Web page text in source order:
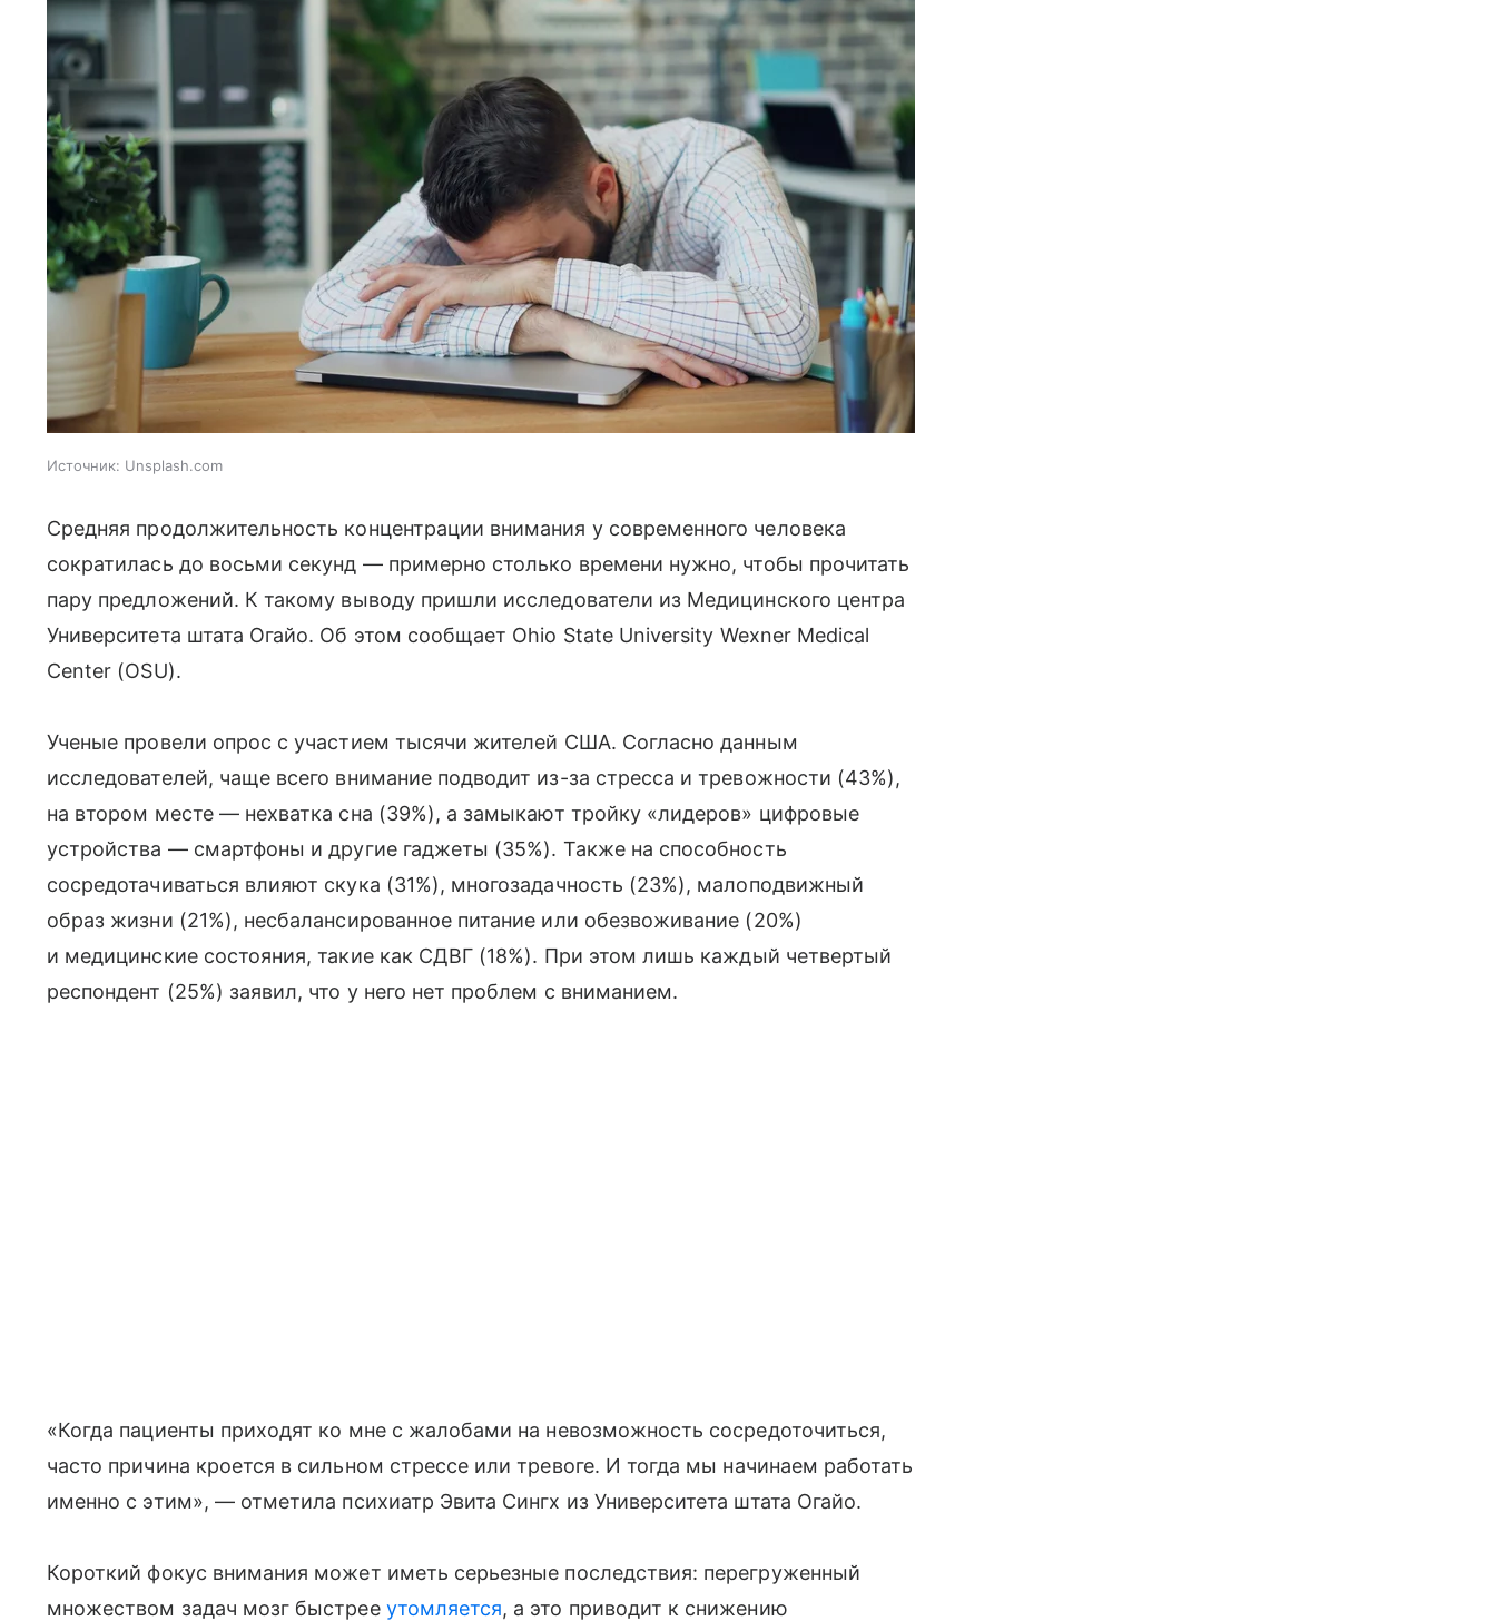
Источник: Unsplash.com
Средняя продолжительность концентрации внимания у современного человека
сократилась до восьми секунд — примерно столько времени нужно, чтобы прочитать
пару предложений. К такому выводу пришли исследователи из Медицинского центра
Университета штата Огайо. Об этом сообщает Ohio State University Wexner Medical
Center (OSU).
Ученые провели опрос с участием тысячи жителей США. Согласно данным
исследователей, чаще всего внимание подводит из-за стресса и тревожности (43%),
на втором месте — нехватка сна (39%), а замыкают тройку «лидеров» цифровые
устройства — смартфоны и другие гаджеты (35%). Также на способность
сосредотачиваться влияют скука (31%), многозадачность (23%), малоподвижный
образ жизни (21%), несбалансированное питание или обезвоживание (20%)
и медицинские состояния, такие как СДВГ (18%). При этом лишь каждый четвертый
респондент (25%) заявил, что у него нет проблем с вниманием.
«Когда пациенты приходят ко мне с жалобами на невозможность сосредоточиться,
часто причина кроется в сильном стрессе или тревоге. И тогда мы начинаем работать
именно с этим», — отметила психиатр Эвита Сингх из Университета штата Огайо.
Короткий фокус внимания может иметь серьезные последствия: перегруженный
множеством задач мозг быстрее утомляется, а это приводит к снижению